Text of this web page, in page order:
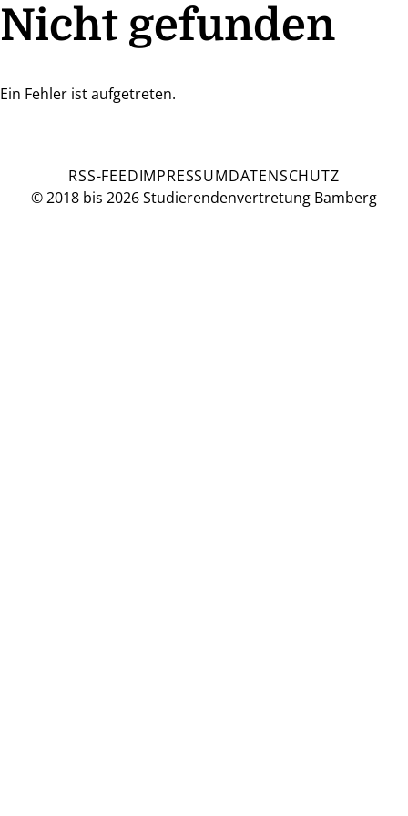
Nicht gefunden
Ein Fehler ist aufgetreten.
© 2018 bis 2026 Studierendenvertretung Bamberg
RSS-FEEDIMPRESSUMDATENSCHUTZ